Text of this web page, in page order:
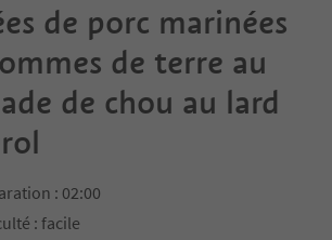
de porc marinées
de terre au
de chou au lard
: 02:00
: facile